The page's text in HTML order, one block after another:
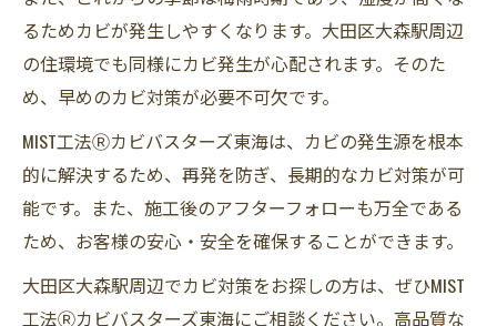
るためカビが発生しやすくなります。大田区大森駅周辺
の住環境でも同様にカビ発生が心配されます。そのた
め、早めのカビ対策が必要不可欠です。
MIST工法Ⓡカビバスターズ東海は、カビの発生源を根本
的に解決するため、再発を防ぎ、長期的なカビ対策が可
能です。また、施工後のアフターフォローも万全である
ため、お客様の安心・安全を確保することができます。
大田区大森駅周辺でカビ対策をお探しの方は、ぜひMIST
工法Ⓡカビバスターズ東海にご相談ください。高品質な